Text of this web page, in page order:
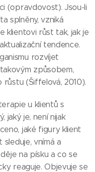
(opravdovost). Jsou-li
splněny, vzniká
klientovi růst tak, jak je
tendence.
rozvíjet
způsobem,
(Šiffelová, 2010).
u klientů s
jaký je, není nijak
jaké figury klient
vnímá a
na písku a co se
reaguje. Objevuje se